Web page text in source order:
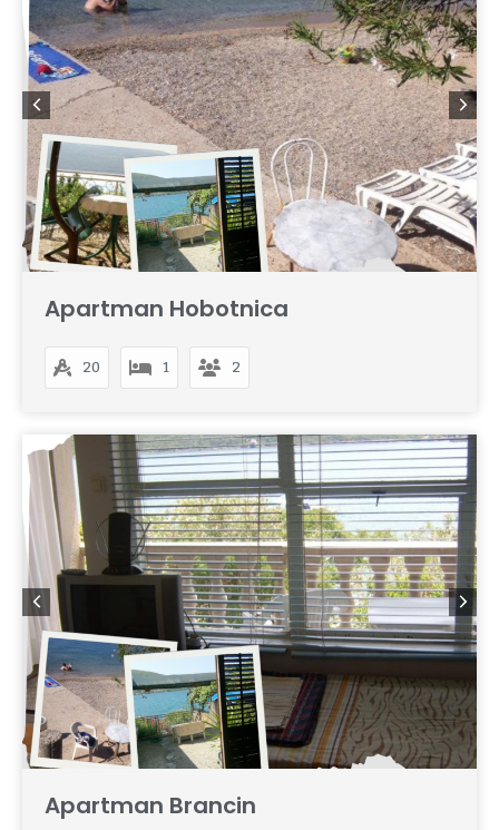
Apartman Hobotnica
20 1 2
Apartman Brancin